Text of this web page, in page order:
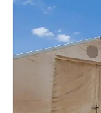
Pelanggannya
kemanusiaan,